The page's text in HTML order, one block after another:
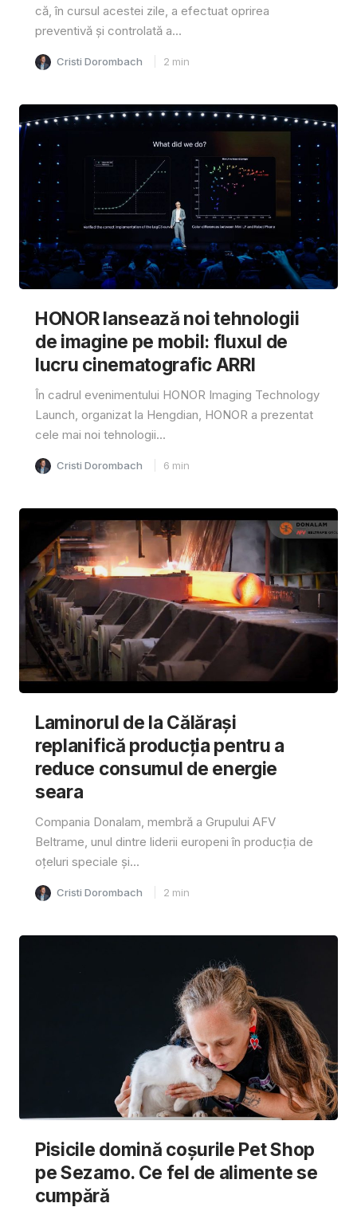
că, în cursul acestei zile, a efectuat oprirea
preventivă și controlată a...
Cristi Dorombach 2 min
HONOR lansează noi tehnologii
de imagine pe mobil: fluxul de
lucru cinematografic ARRI
În cadrul evenimentului HONOR Imaging Technology
Launch, organizat la Hengdian, HONOR a prezentat
cele mai noi tehnologii...
Cristi Dorombach 6 min
Laminorul de la Călărași
replanifică producția pentru a
reduce consumul de energie
seara
Compania Donalam, membră a Grupului AFV
Beltrame, unul dintre liderii europeni în producția de
oțeluri speciale și...
Cristi Dorombach 2 min
Pisicile domină coșurile Pet Shop
pe Sezamo. Ce fel de alimente se
cumpără